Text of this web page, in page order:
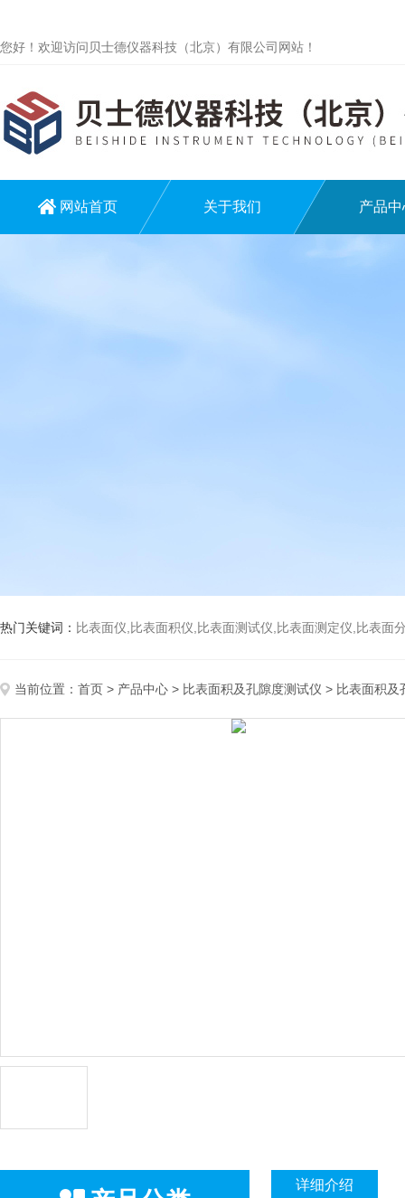
您好！欢迎访问贝士德仪器科技（北京）有限公司网站！
网站首页 关于我们 产品中
热门关键词： 比表面仪,比表面积仪,比表面测试仪,比表面测定仪,比表面分析仪,比表
当前位置： 首页 > 产品中心 > 比表面积及孔隙度测试仪 > 比表面积及
详细介绍